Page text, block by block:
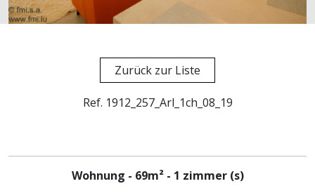
Zurück zur Liste
Ref. 1912_257_Arl_1ch_08_19
Wohnung - 69m² - 1 zimmer (s)